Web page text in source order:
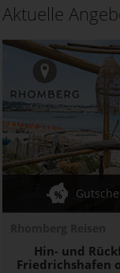
Aktuelle
Hin- und
Friedrichshafen